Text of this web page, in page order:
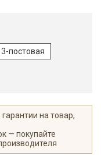
3-постовая
на товар,
— покупайте